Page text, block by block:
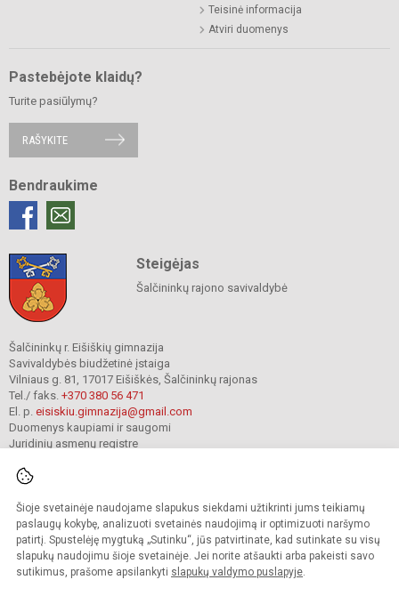
Šioje svetainėje naudojame slapukus siekdami užtikrinti jums teikiamų
paslaugų kokybę, analizuoti svetainės naudojimą ir optimizuoti naršymo
patirtį. Spustelėję mygtuką „Sutinku“, jūs patvirtinate, kad sutinkate su visų
slapukų naudojimu šioje svetainėje. Jei norite atšaukti arba pakeisti savo
sutikimus, prašome apsilankyti slapukų valdymo puslapyje.
Teisinė informacija
Atviri duomenys
Pastebėjote klaidų?
Turite pasiūlymų?
RAŠYKITE
Bendraukime
Steigėjas
Šalčininkų rajono savivaldybė
Šalčininkų r. Eišiškių gimnazija
Savivaldybės biudžetinė įstaiga
Vilniaus g. 81, 17017 Eišiškės, Šalčininkų rajonas
Tel./ faks. +370 380 56 471
El. p. eisiskiu.gimnazija@gmail.com
Duomenys kaupiami ir saugomi
Juridinių asmenų registre
© 2024. Šalčininkų r. Eišiškių gimnazija. Visos teisės saugomos.
Kopijuoti turinį be raštiško įstaigos administracijos sutikimo griežtai draudžiama.
Prieinamumo paraiška Slapukų valdymas